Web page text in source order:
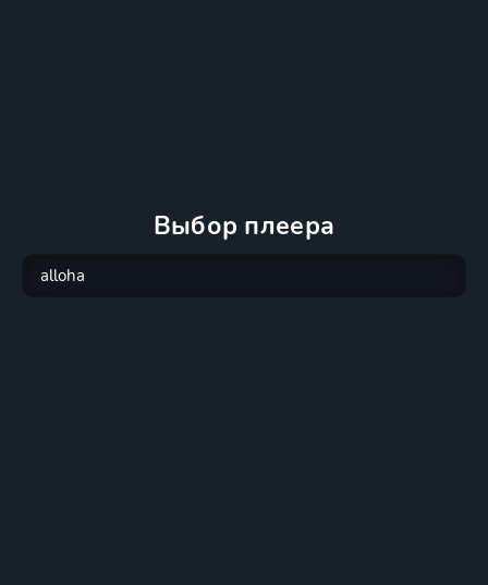
Выбор плеера